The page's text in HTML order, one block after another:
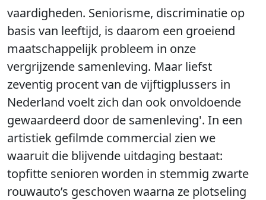
vaardigheden. Seniorisme, discriminatie op
basis van leeftijd, is daarom een groeiend
maatschappelijk probleem in onze
vergrijzende samenleving. Maar liefst
zeventig procent van de vijftigplussers in
Nederland voelt zich dan ook onvoldoende
gewaardeerd door de samenleving'. In een
artistiek gefilmde commercial zien we
waaruit die blijvende uitdaging bestaat:
topfitte senioren worden in stemmig zwarte
rouwauto’s geschoven waarna ze plotseling